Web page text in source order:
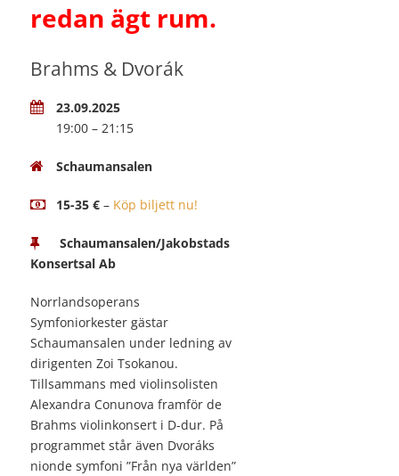
redan ägt rum.
Brahms & Dvorák
23.09.2025
19:00 – 21:15
Schaumansalen
15-35 € – Köp biljett nu!
Schaumansalen/Jakobstads
Konsertsal Ab
Norrlandsoperans
Symfoniorkester gästar
Schaumansalen under ledning av
dirigenten Zoi Tsokanou.
Tillsammans med violinsolisten
Alexandra Conunova framför de
Brahms violinkonsert i D-dur. På
programmet står även Dvoráks
nionde symfoni ”Från nya världen”